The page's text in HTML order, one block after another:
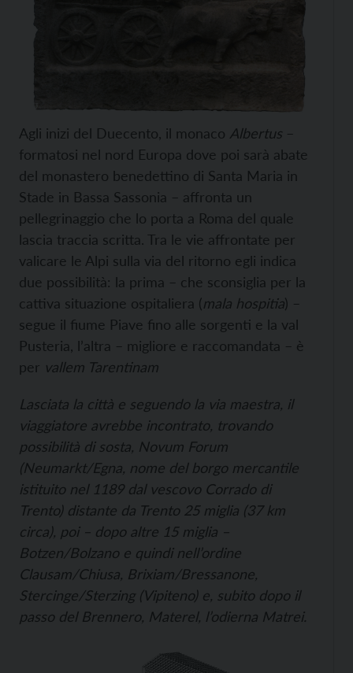
Agli inizi del Duecento, il monaco Albertus –
formatosi nel nord Europa dove poi sarà abate
del monastero benedettino di Santa Maria in
Stade in Bassa Sassonia – affronta un
pellegrinaggio che lo porta a Roma del quale
lascia traccia scritta. Tra le vie affrontate per
valicare le Alpi sulla via del ritorno egli indica
due possibilità: la prima – che sconsiglia per la
cattiva situazione ospitaliera (mala hospitia) –
segue il fiume Piave fino alle sorgenti e la val
Pusteria, l’altra – migliore e raccomandata – è
per vallem Tarentinam
Lasciata la città e seguendo la via maestra, il
viaggiatore avrebbe incontrato, trovando
possibilità di sosta, Novum Forum
(Neumarkt/Egna, nome del borgo mercantile
istituito nel 1189 dal vescovo Corrado di
Trento) distante da Trento 25 miglia (37 km
circa), poi – dopo altre 15 miglia –
Botzen/Bolzano e quindi nell’ordine
Clausam/Chiusa, Brixiam/Bressanone,
Stercinge/Sterzing (Vipiteno) e, subito dopo il
passo del Brennero, Materel, l’odierna Matrei.